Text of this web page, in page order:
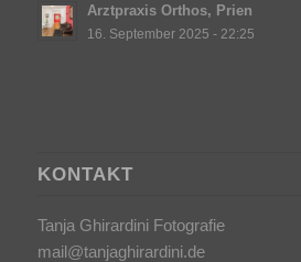
Arztpraxis Orthos, Prien
16. September 2025 - 22:25
KONTAKT
Tanja Ghirardini Fotografie
mail@tanjaghirardini.de